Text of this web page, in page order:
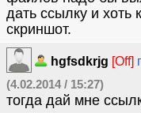
дать ссылку и хоть
скриншот.
hgfsdkrjg [Off]
(4.02.2014 / 15:27)
тогда дай мне